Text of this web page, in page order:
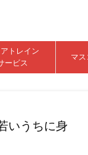
トレイン
ービス
マ
いうちに身